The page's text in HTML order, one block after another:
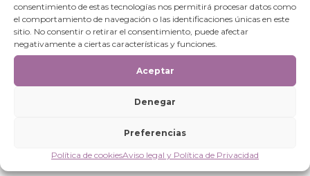
consentimiento de estas tecnologías nos permitirá procesar datos como
el comportamiento de navegación o las identificaciones únicas en este
sitio. No consentir o retirar el consentimiento, puede afectar
negativamente a ciertas características y funciones.
Aceptar
Denegar
Preferencias
Política de cookiesAviso legal y Política de Privacidad